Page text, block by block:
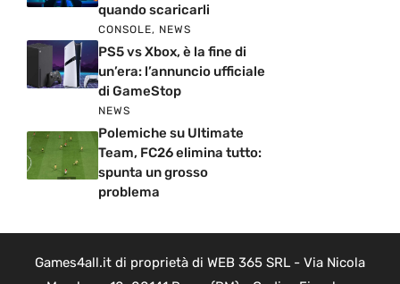
quando scaricarli
CONSOLE, NEWS
PS5 vs Xbox, è la fine di
un’era: l’annuncio ufficiale
di GameStop
NEWS
Polemiche su Ultimate
Team, FC26 elimina tutto:
spunta un grosso
problema
Games4all.it di proprietà di WEB 365 SRL - Via Nicola